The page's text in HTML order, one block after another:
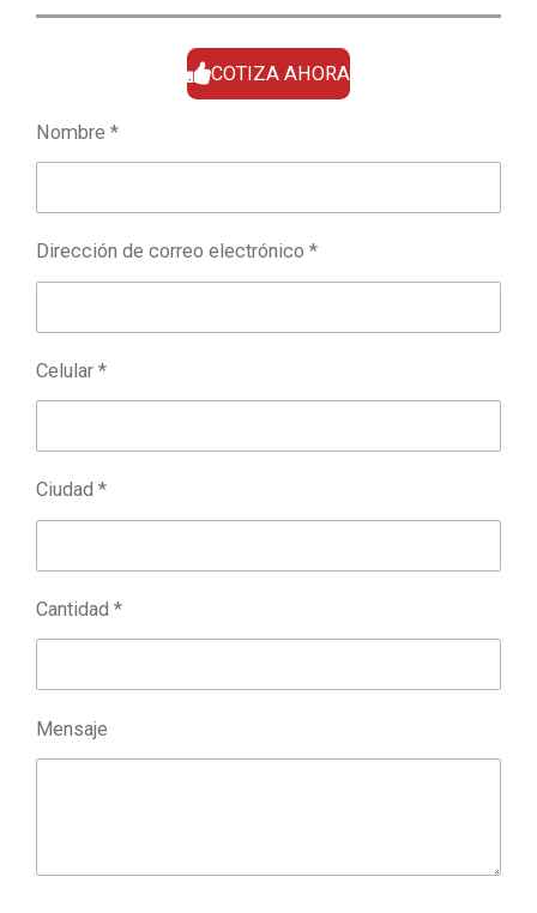
COTIZA AHORA
Nombre *
Dirección de correo electrónico *
Celular *
Ciudad *
Cantidad *
Mensaje